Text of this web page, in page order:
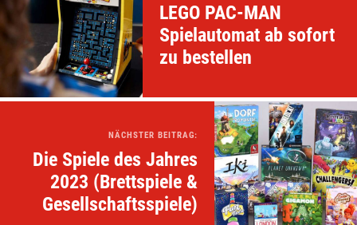
LEGO PAC-MAN
Spielautomat ab sofort
zu bestellen
NÄCHSTER BEITRAG:
Die Spiele des Jahres
2023 (Brettspiele &
Gesellschaftsspiele)